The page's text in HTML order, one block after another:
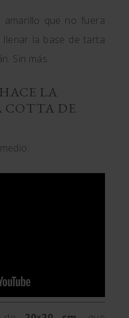
amarillo que no fuera
la base de tarta
Sin más.
LA
COTTA DE